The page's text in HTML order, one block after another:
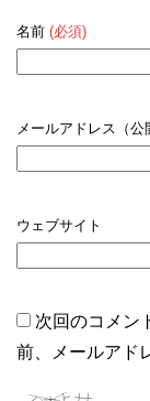
名前 (必須)
メールアドレス（公
ウェブサイト
次回のコメン
前、メールアド